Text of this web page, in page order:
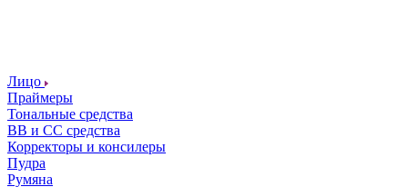
Лицо
Праймеры
Тональные средства
ВВ и СС средства
Корректоры и консилеры
Пудра
Румяна